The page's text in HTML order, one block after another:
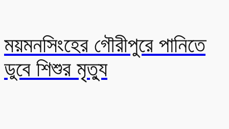
ময়মনসিংহের গৌরীপুরে পানিতে
ডুবে শিশুর মৃত্যু